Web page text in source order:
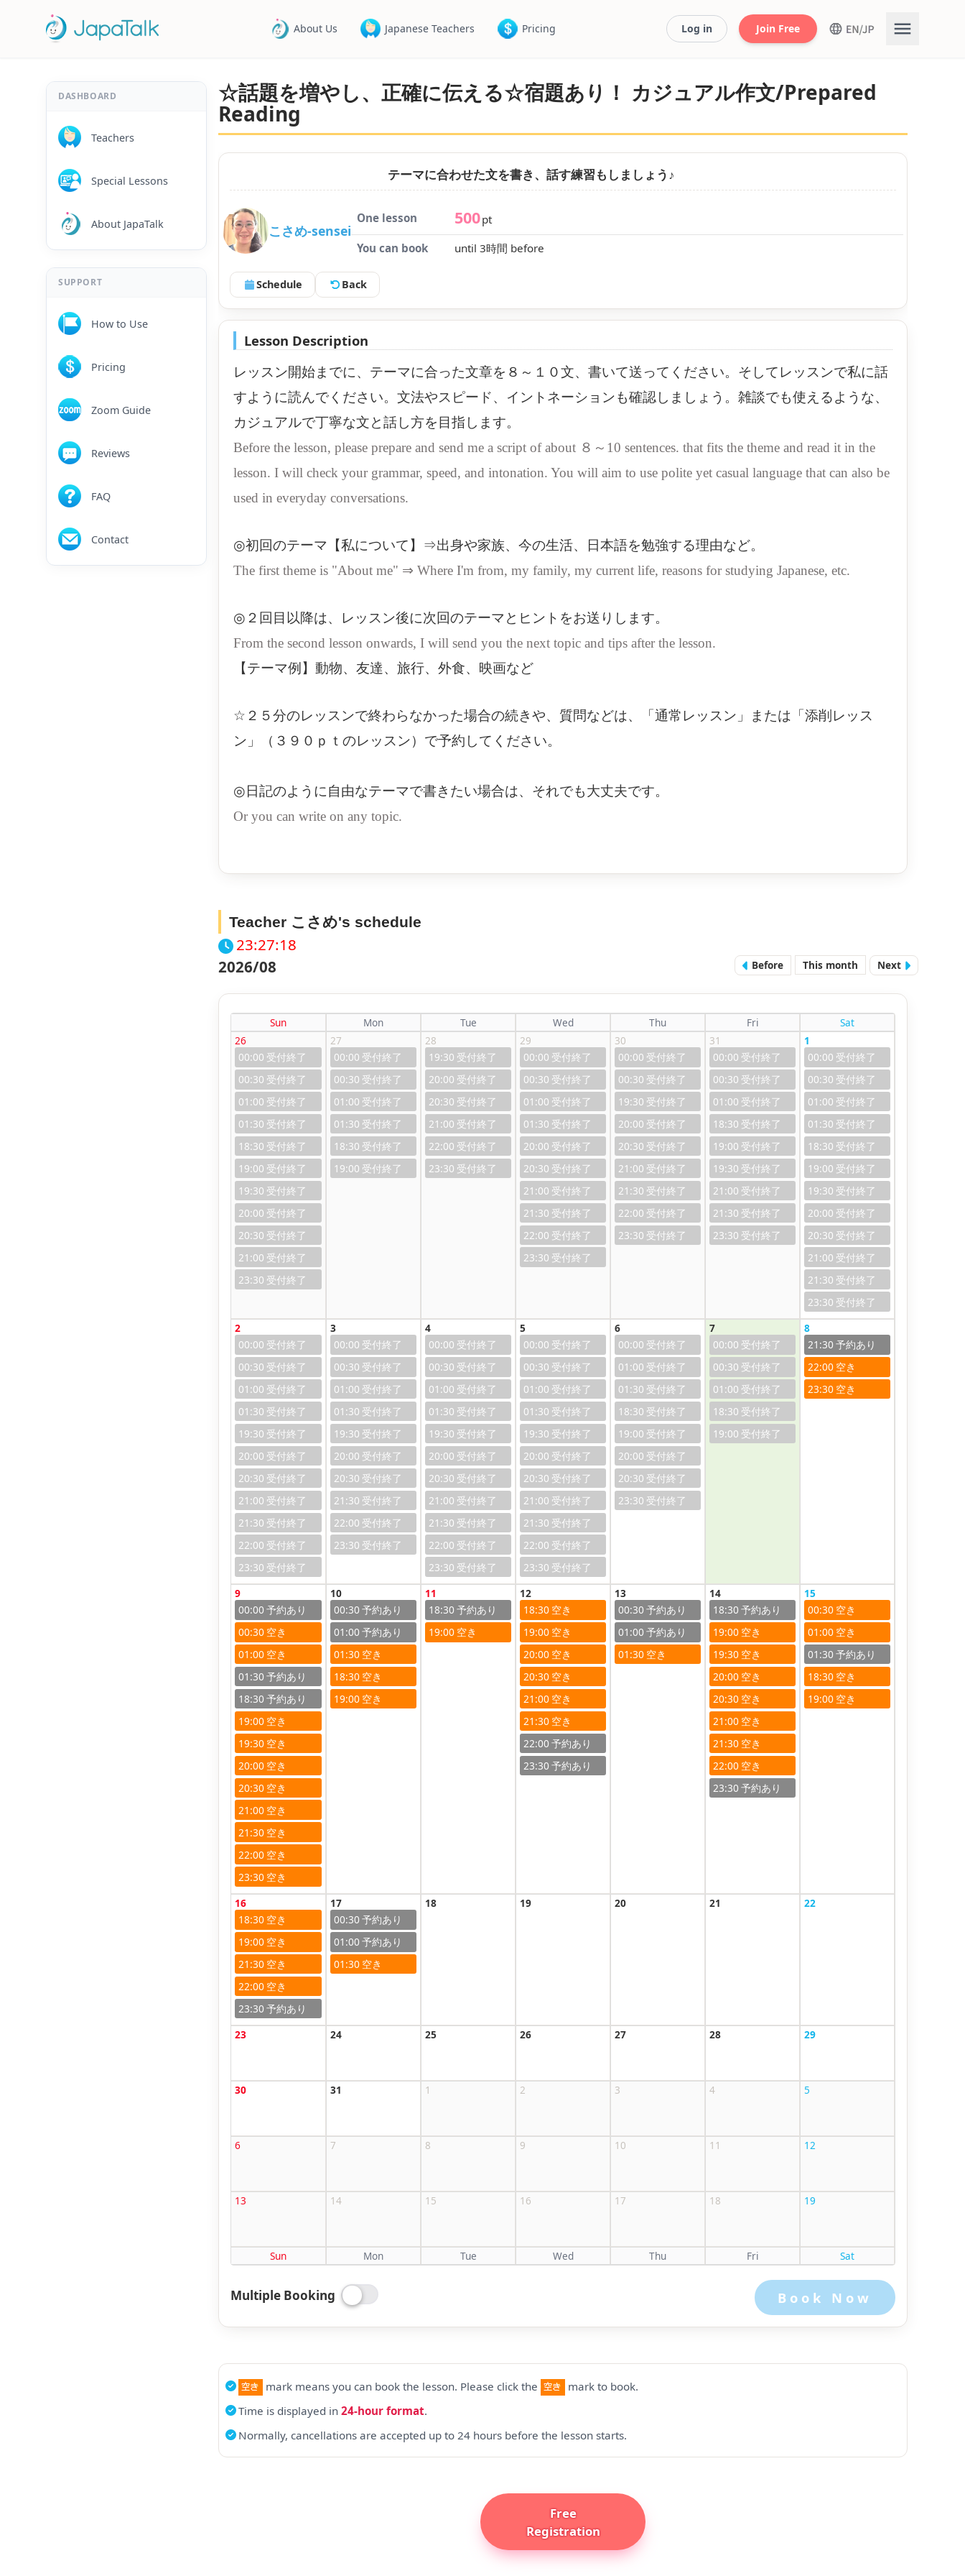
About Us Japanese Teachers Pricing Log in Join Free
DASHBOARD
Teachers
Special Lessons
About JapaTalk
SUPPORT
How to Use
Pricing
Zoom Guide
Reviews
FAQ
Contact
☆話題を増やし、正確に伝える☆宿題あり！ カジュアル作文/Prepared
Reading
テーマに合わせた文を書き、話す練習もしましょう♪
こさめ-sensei
One lesson 500pt
You can book
until 3時間 before
Schedule Back
Lesson Description
レッスン開始までに、テーマに合った文章を８～１０文、書いて送ってください。そしてレッスンで私に話
すように読んでください。文法やスピード、イントネーションも確認しましょう。雑談でも使えるような、
カジュアルで丁寧な文と話し方を目指します。
Before the lesson, please prepare and send me a script of about ８～10 sentences. that fits the theme and read it in the
lesson. I will check your grammar, speed, and intonation. You will aim to use polite yet casual language that can also be
used in everyday conversations.
◎初回のテーマ【私について】⇒出身や家族、今の生活、日本語を勉強する理由など。
The first theme is "About me" ⇒ Where I'm from, my family, my current life, reasons for studying Japanese, etc.
◎２回目以降は、レッスン後に次回のテーマとヒントをお送りします。
From the second lesson onwards, I will send you the next topic and tips after the lesson.
【テーマ例】動物、友達、旅行、外食、映画など
☆２５分のレッスンで終わらなかった場合の続きや、質問などは、「通常レッスン」または「添削レッス
ン」（３９０ｐｔのレッスン）で予約してください。
◎日記のように自由なテーマで書きたい場合は、それでも大丈夫です。
Or you can write on any topic.
Teacher こさめ's schedule
23:27:19
2026/08
Before This month Next
Sun Mon Tue Wed Thu Fri
Sat
26
00:00
00:30
01:00
01:30
18:30
19:00
19:30
20:00
20:30
21:00
23:30
27
00:00
00:30
01:00
01:30
18:30
19:00
28
19:30
20:00
20:30
21:00
22:00
23:30
29
00:00
00:30
01:00
01:30
20:00
20:30
21:00
21:30
22:00
23:30
30
00:00
00:30
19:30
20:00
20:30
21:00
21:30
22:00
23:30
31
00:00
00:30
01:00
18:30
19:00
19:30
21:00
21:30
23:30
1
00:00
00:30
01:00
01:30
18:30
19:00
19:30
20:00
20:30
21:00
21:30
23:30
2
00:00
00:30
01:00
01:30
19:30
20:00
20:30
21:00
21:30
22:00
23:30
3
00:00
00:30
01:00
01:30
19:30
20:00
20:30
21:30
22:00
23:30
4
00:00
00:30
01:00
01:30
19:30
20:00
20:30
21:00
21:30
22:00
23:30
5
00:00
00:30
01:00
01:30
19:30
20:00
20:30
21:00
21:30
22:00
23:30
6
00:00
01:00
01:30
18:30
19:00
20:00
20:30
23:30
7
00:00
00:30
01:00
18:30
19:00
8
21:30
22:00
23:30
9
00:00
00:30
01:00
01:30
18:30
19:00
19:30
20:00
20:30
21:00
21:30
22:00
23:30
10
00:30
01:00
01:30
18:30
19:00
11
18:30
19:00
12
18:30
19:00
20:00
20:30
21:00
21:30
22:00
23:30
13
00:30
01:00
01:30
14
18:30
19:00
19:30
20:00
20:30
21:00
21:30
22:00
23:30
15
00:30
01:00
01:30
18:30
19:00
16
18:30
19:00
21:30
22:00
23:30
17
00:30
01:00
01:30
18 19 20 21 22
23 24 25 26 27 28 29
30 31 1 2 3 4 5
6 7 8 9 10 11 12
13 14 15 16 17 18 19
Sun Mon Tue Wed Thu Fri Sat
Multiple Booking Book Now
mark means you can book the lesson. Please click the
mark to book.
Time is displayed in24-hour format.
Normally, cancellations are accepted up to 24 hours before the lesson starts.
Free
Registration